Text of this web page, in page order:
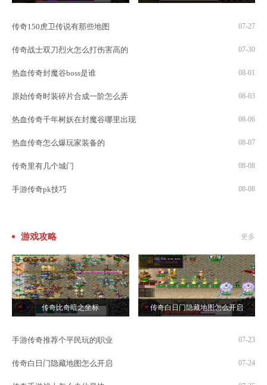
传奇150虎卫传说有那些地图 07-27
传奇战士双刀烈火怎么打伤害高的 07-30
热血传奇封魔谷boss是谁 08-01
原始传奇时装碎片合成一阶怎么弄 08-03
热血传奇千年树妖在封魔谷哪里出现 08-06
热血传奇怎么爆玩家装备的 08-07
传奇里有几个城门 08-08
手游传奇pk技巧 08-08
游戏攻略 更多
传奇比奇暗之坐标 传奇白日门隐藏地图怎么开启
手游传奇推荐个平民玩的职业 07-23
传奇白日门隐藏地图怎么开启 07-24